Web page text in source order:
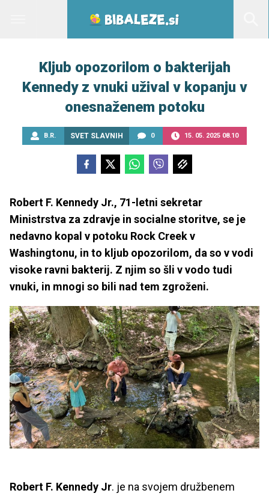
Kljub opozorilom o bakterijah
Kennedy z vnuki užival v kopanju v
onesnaženem potoku
B.R. SVET SLAVNIH 0 15. 05. 2025 08.10
Robert F. Kennedy Jr., 71-letni sekretar
Ministrstva za zdravje in socialne storitve, se je
nedavno kopal v potoku Rock Creek v
Washingtonu, in to kljub opozorilom, da so v vodi
visoke ravni bakterij. Z njim so šli v vodo tudi
vnuki, in mnogi so bili nad tem zgroženi.
Robert F. Kennedy Jr. je na svojem družbenem